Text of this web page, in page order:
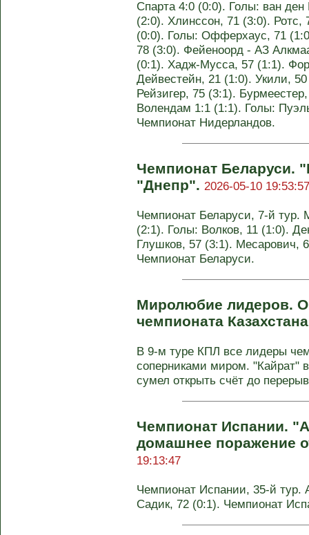
Спарта 4:0 (0:0). Голы: ван ден
(2:0). Хлинссон, 71 (3:0). Ротс,
(0:0). Голы: Офферхаус, 71
78 (3:0). Фейеноорд - АЗ
(0:1). Хадж-Мусса, 57 (1:1).
Дейвестейн, 21 (1:0). Укили,
Рейзигер, 75 (3:1).
Волендам 1:1 (1:1). Голы:
Чемпионат Нидерландов.
Чемпионат Беларуси.
"Днепр". 2026-05-10 19:53:57
Чемпионат Беларуси, 7-й тур.
(2:1). Голы: Волков, 11 (1:0).
Глушков, 57 (3:1). Месарович,
Чемпионат Беларуси.
Миролюбие лидеров.
чемпионата
В 9-м туре КПЛ все лидеры
соперниками миром. "Кайрат"
сумел открыть счёт до
Чемпионат Испании.
домашнее поражение
19:13:47
Чемпионат Испании, 35-й тур.
Садик, 72 (0:1). Чемпионат